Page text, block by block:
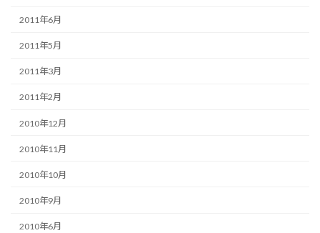
2011年6月
2011年5月
2011年3月
2011年2月
2010年12月
2010年11月
2010年10月
2010年9月
2010年6月